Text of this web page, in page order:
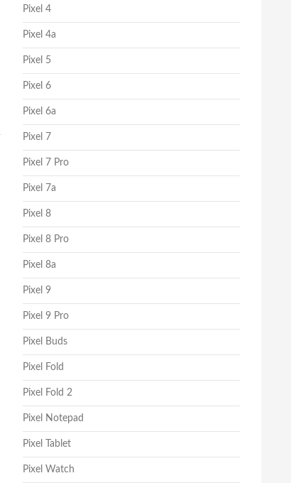
Pixel 4
Pixel 4a
Pixel 5
Pixel 6
Pixel 6a
Pixel 7
Pixel 7 Pro
Pixel 7a
Pixel 8
Pixel 8 Pro
Pixel 8a
Pixel 9
Pixel 9 Pro
Pixel Buds
Pixel Fold
Pixel Fold 2
Pixel Notepad
Pixel Tablet
Pixel Watch